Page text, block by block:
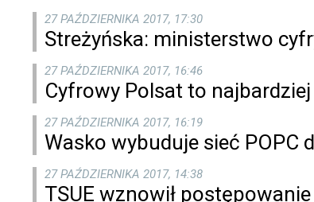
27 PAŹDZIERNIKA 2017, 17:30
Streżyńska: ministerstwo
27 PAŹDZIERNIKA 2017, 16:46
Cyfrowy Polsat to
27 PAŹDZIERNIKA 2017, 16:19
Wasko wybuduje sieć POPC
27 PAŹDZIERNIKA 2017, 14:38
TSUE wznowił